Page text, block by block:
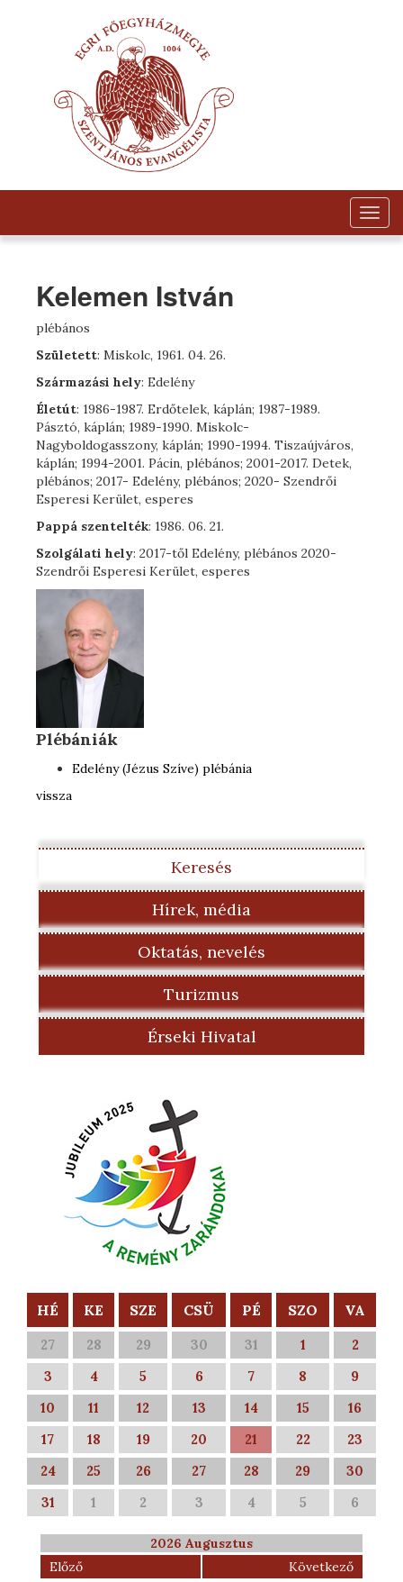
Kelemen István
plébános
Született: Miskolc, 1961. 04. 26.
Származási hely: Edelény
Életút: 1986-1987. Erdőtelek, káplán; 1987-1989.
Pásztó, káplán; 1989-1990. Miskolc-
Nagyboldogasszony, káplán; 1990-1994. Tiszaújváros,
káplán; 1994-2001. Pácin, plébános; 2001-2017. Detek,
plébános; 2017- Edelény, plébános; 2020- Szendrői
Esperesi Kerület, esperes
Pappá szentelték: 1986. 06. 21.
Szolgálati hely: 2017-től Edelény, plébános 2020-
Szendrői Esperesi Kerület, esperes
Plébániák
Edelény (Jézus Szíve) plébánia
vissza
Keresés
Hírek, média
Oktatás, nevelés
Turizmus
Érseki Hivatal
HÉ KE SZE CSÜ PÉ SZO VA
27 28 29 30 31 1
2
3
4 5 6 7 8
9
10
11 12 13 14 15
16
17
18 19 20 21 22
23
24
25 26 27 28 29
30
31
1 2 3 4 5 6
2026 Augusztus
Előző
Következő